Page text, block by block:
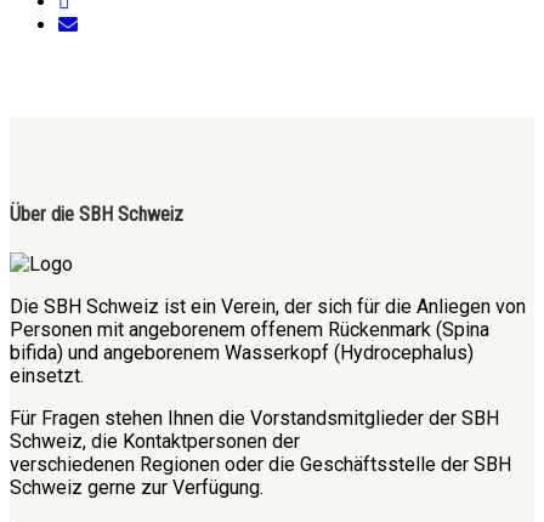
Über die SBH Schweiz
Die SBH Schweiz ist ein Verein, der sich für die Anliegen von
Personen mit angeborenem offenem Rückenmark (Spina
bifida) und angeborenem Wasserkopf (Hydrocephalus)
einsetzt.
Für Fragen stehen Ihnen die Vorstandsmitglieder der SBH
Schweiz, die Kontaktpersonen der
verschiedenen Regionen oder die Geschäftsstelle der SBH
Schweiz gerne zur Verfügung.